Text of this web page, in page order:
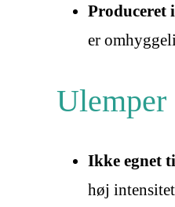
Produceret
er
Ulemper
Ikke egnet
høj